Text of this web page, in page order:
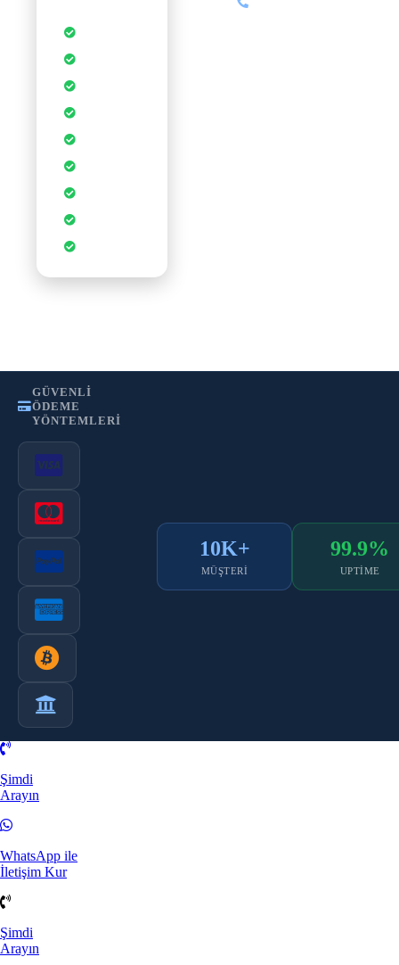
GÜVENLI
ÖDEME
YÖNTEMLERI
10K+
MÜŞTERI
99.9%
UPTIME
Şimdi
Arayın
WhatsApp ile
İletişim Kur
Şimdi
Arayın